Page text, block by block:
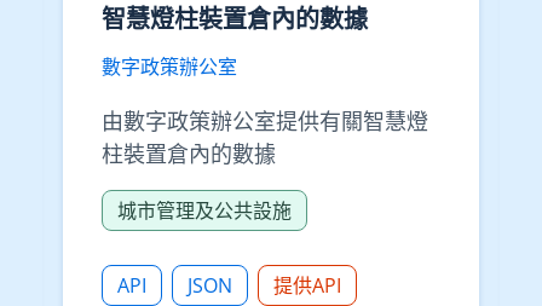
智慧燈柱裝置倉內的數據
數字政策辦公室
由數字政策辦公室提供有關智慧燈
柱裝置倉內的數據
城市管理及公共設施
API JSON 提供API